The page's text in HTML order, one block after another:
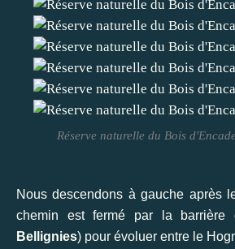
Réserve naturelle du Bois
Nous descendons à gauche après
chemin est fermé par la
Bellignies) pour évoluer entre le